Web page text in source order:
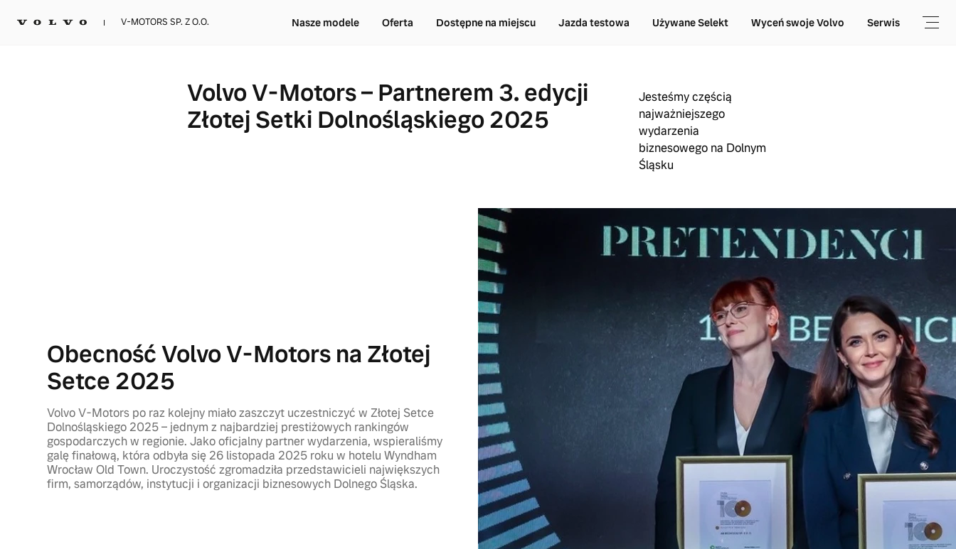
V-MOTORS SP. Z O.O. Nasze modele Oferta Dostępne na miejscu Jazda testowa Używane Selekt Wyceń swoje Volvo Serwis
Volvo V-Motors – Partnerem 3. edycji
Złotej Setki Dolnośląskiego 2025
Jesteśmy częścią
najważniejszego
wydarzenia
biznesowego na Dolnym
Śląsku
Obecność Volvo V-Motors na Złotej
Setce 2025
Volvo V-Motors po raz kolejny miało zaszczyt uczestniczyć w Złotej Setce
Dolnośląskiego 2025 – jednym z najbardziej prestiżowych rankingów
gospodarczych w regionie. Jako oficjalny partner wydarzenia, wspieraliśmy
galę finałową, która odbyła się 26 listopada 2025 roku w hotelu Wyndham
Wrocław Old Town. Uroczystość zgromadziła przedstawicieli największych
firm, samorządów, instytucji i organizacji biznesowych Dolnego Śląska.